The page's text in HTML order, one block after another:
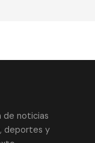
de noticias
deportes y